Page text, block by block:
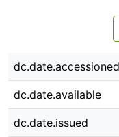
Zurück zur
dc.date.accessioned
dc.date.available
dc.date.issued